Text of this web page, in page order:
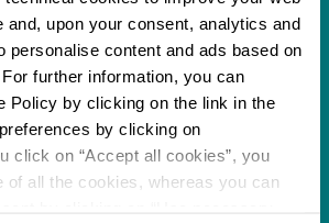
and, upon your consent, analytics and
personalise content and ads based on
further information, you can
Policy by clicking on the link in the
by clicking on
click on “Accept all cookies”, you
of all the cookies, whereas you can
accessibile:
senza